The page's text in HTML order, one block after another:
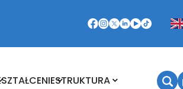
STRUKTURA